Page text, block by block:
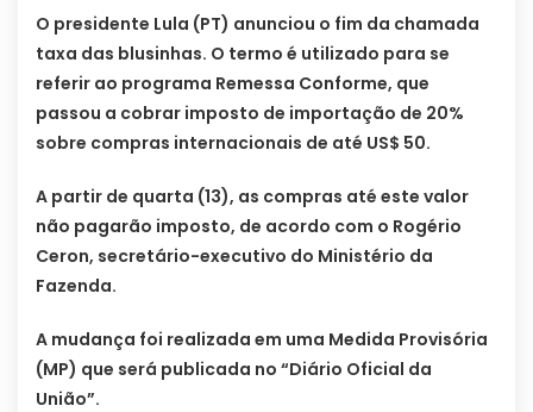
O presidente Lula (PT) anunciou o fim da chamada
taxa das blusinhas. O termo é utilizado para se
referir ao programa Remessa Conforme, que
passou a cobrar imposto de importação de 20%
sobre compras internacionais de até US$ 50.
A partir de quarta (13), as compras até este valor
não pagarão imposto, de acordo com o Rogério
Ceron, secretário-executivo do Ministério da
Fazenda.
A mudança foi realizada em uma Medida Provisória
(MP) que será publicada no “Diário Oficial da
União”.